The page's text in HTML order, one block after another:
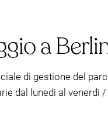
a
di gestione del
dal lunedì al venerdì